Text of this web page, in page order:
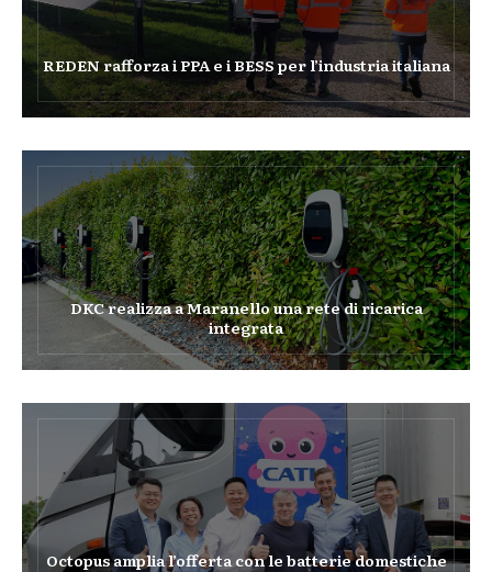
REDEN rafforza i PPA e i BESS per l’industria italiana
DKC realizza a Maranello una rete di ricarica
integrata
Octopus amplia l’offerta con le batterie domestiche